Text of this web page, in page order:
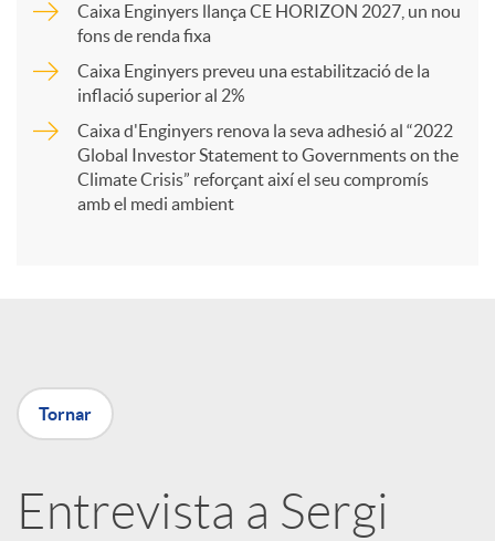
r
X
a
r
Caixa Enginyers llança CE HORIZON 2027, un nou
fons de renda fixa
Caixa Enginyers preveu una estabilització de la
inflació superior al 2%
Caixa d'Enginyers renova la seva adhesió al “2022
Global Investor Statement to Governments on the
Climate Crisis” reforçant així el seu compromís
amb el medi ambient
Tornar
Entrevista a Sergi